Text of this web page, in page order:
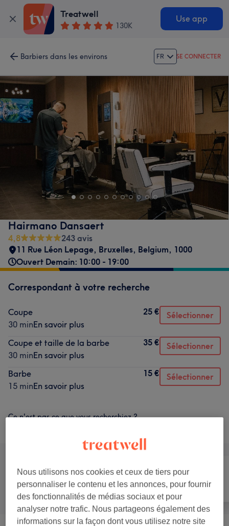
Treatwell
130K
Use app
Barbiers dans les environs FR SE CONNECTER
Hairmano Dansaert
4,8
243 avis
11 Rue Léon Lepage, Bruxelles, Belgium, 1000
Ouvert Demain: 10:00 - 19:00
Correspondant à votre recherche
Coupe
30 minEn savoir plus
25 € Sélectionner
Coupe et taille de la barbe
30 minEn savoir plus
35 € Sélectionner
Barbe
15 minEn savoir plus
15 € Sélectionner
Ce n'est pas ce que vous recherchiez ?
Tout Coiffure Visage
Nous utilisons nos cookies et ceux de tiers pour
personnaliser le contenu et les annonces, pour fournir
des fonctionnalités de médias sociaux et pour
analyser notre trafic. Nous partageons également des
informations sur la façon dont vous utilisez notre site